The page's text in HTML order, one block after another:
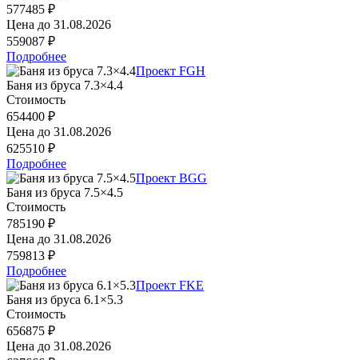
577485 ₽
Цена до 31.08.2026
559087 ₽
Подробнее
Проект FGH
Баня из бруса 7.3×4.4
Стоимость
654400 ₽
Цена до 31.08.2026
625510 ₽
Подробнее
Проект BGG
Баня из бруса 7.5×4.5
Стоимость
785190 ₽
Цена до 31.08.2026
759813 ₽
Подробнее
Проект FKE
Баня из бруса 6.1×5.3
Стоимость
656875 ₽
Цена до 31.08.2026